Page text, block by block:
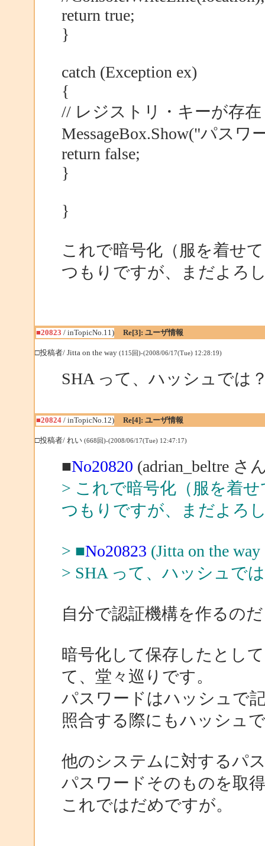
return true;
}
catch (Exception ex)
{
// レジストリ・キーが存
MessageBox.Show("パス
return false;
}
}
これで暗号化（服を着せ
つもりですが、まだよろ
■20823 / inTopicNo.11) Re[3]: ユーザ情報
□投稿者/ Jitta on the way (115回)-(2008/06/17(Tue) 12:28:19)
SHA って、ハッシュでは
■20824/ inTopicNo.12) Re[4]: ユーザ情報
□投稿者/ れい (668回)-(2008/06/17(Tue) 12:47:17)
■No20820 (adrian_beltre さ
> これで暗号化（服を着
つもりですが、まだよろ
> ■No20823 (Jitta on the
> SHA って、ハッシュで
自分で認証機構を作るの
暗号化して保存したとし
て、堂々巡りです。
パスワードはハッシュで
照合する際にもハッシュ
他のシステムに対するパ
パスワードそのものを取
これではだめですが。